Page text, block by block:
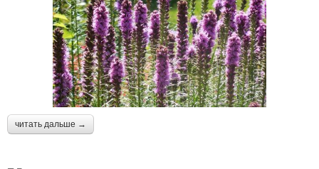
читать дальше →